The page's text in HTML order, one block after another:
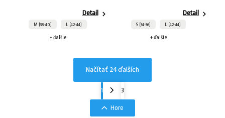
Detail
M (38-40) L (42-44)
+ ďalšie
Detail
S (34-36) L (42-44)
+ ďalšie
Načítať 24 ďalších
1 3
Hore